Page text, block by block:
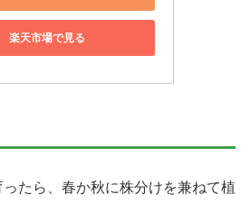
楽天市場で見る
たら、春か秋に株分けを兼ねて植